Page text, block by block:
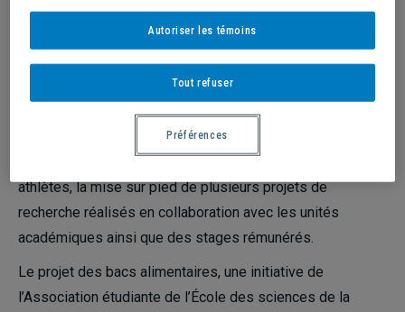
producteurs d’œufs du Québec ont conclu un partenariat
pancampus qui apportera de nombreux bénéfices à la
communauté uqamienne, tant sur le plan des études que
de la recherche.
D’une durée de cinq ans, ce partenariat prévoit,
notamment, la création de 20 bourses pour les étudiants-
athlètes, la mise sur pied de plusieurs projets de
recherche réalisés en collaboration avec les unités
académiques ainsi que des stages rémunérés.
Le projet des bacs alimentaires, une initiative de
l’Association étudiante de l’École des sciences de la
Tout refuser
Autoriser les témoins
Préférences